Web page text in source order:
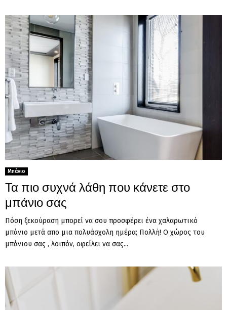
Μπάνιο
Τα πιο συχνά λάθη που κάνετε στο
μπάνιο σας
Πόση ξεκούραση μπορεί να σου προσφέρει ένα χαλαρωτικό
μπάνιο μετά απο μια πολυάσχολη ημέρα; Πολλή! Ο χώρος του
μπάνιου σας , λοιπόν, οφείλει να σας...